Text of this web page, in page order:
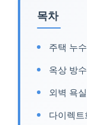
목차
주택 누
옥상 방
외벽 욕
다이렉